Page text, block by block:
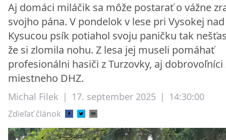
Aj domáci miláčik sa môže postarať o vážne
svojho pána. V pondelok v lese pri Vysokej nad
Kysucou psík potiahol svoju paničku tak
že si zlomila nohu. Z lesa jej museli pomáhať
profesionálni hasiči z Turzovky, aj dobrovoľníci
miestneho DHZ.
Michal Filek | 17. september 2025 | 14:30:00
Zdieľať článok